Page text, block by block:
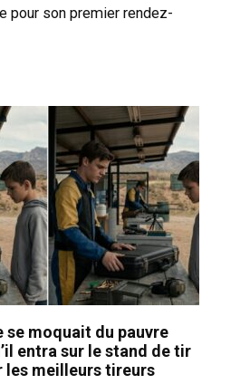
pour son premier rendez-
se moquait du pauvre
entra sur le stand de tir
meilleurs tireurs